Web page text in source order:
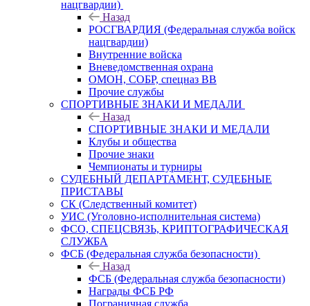
нацгвардии)
Назад
РОСГВАРДИЯ (Федеральная служба войск
нацгвардии)
Внутренние войска
Вневедомственная охрана
ОМОН, СОБР, спецназ ВВ
Прочие службы
СПОРТИВНЫЕ ЗНАКИ И МЕДАЛИ
Назад
СПОРТИВНЫЕ ЗНАКИ И МЕДАЛИ
Клубы и общества
Прочие знаки
Чемпионаты и турниры
СУДЕБНЫЙ ДЕПАРТАМЕНТ, СУДЕБНЫЕ
ПРИСТАВЫ
СК (Следственный комитет)
УИС (Уголовно-исполнительная система)
ФСО, СПЕЦСВЯЗЬ, КРИПТОГРАФИЧЕСКАЯ
СЛУЖБА
ФСБ (Федеральная служба безопасности)
Назад
ФСБ (Федеральная служба безопасности)
Награды ФСБ РФ
Пограничная служба